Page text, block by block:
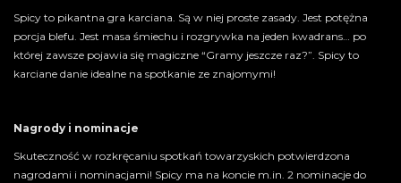
Spicy to pikantna gra karciana. Są w niej proste zasady. Jest potężna
porcja blefu. Jest masa śmiechu i rozgrywka na jeden kwadrans… po
której zawsze pojawia się magiczne “Gramy jeszcze raz?”. Spicy to
karciane danie idealne na spotkanie ze znajomymi!
Nagrody i nominacje
Skuteczność w rozkręcaniu spotkań towarzyskich potwierdzona
nagrodami i nominacjami! Spicy ma na koncie m.in. 2 nominacje do